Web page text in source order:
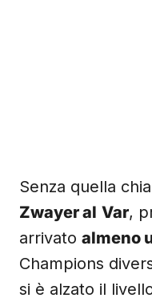
Senza quella
Zwayer al Var,
arrivato almeno
Champions
si è alzato il